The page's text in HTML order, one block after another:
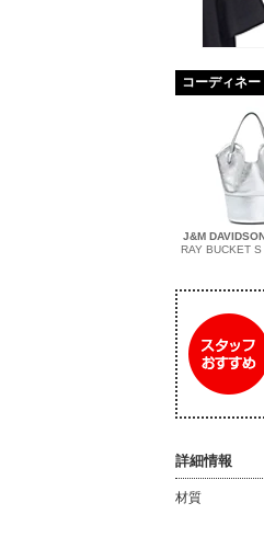
コーディネー
J&M
RAY BUCKET S
詳細情報
材質